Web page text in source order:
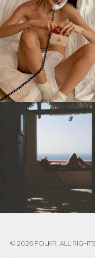
© 2026 FOLKR. ALL